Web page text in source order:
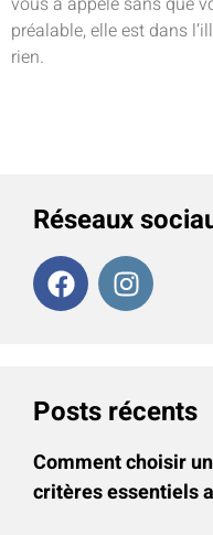
préalable, elle est dans
rien.
Réseaux
Posts récents
Comment choisir
critères essentiels